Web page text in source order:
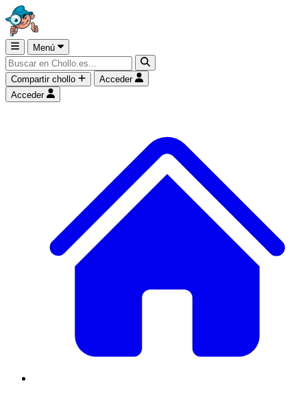
Menú
Compartir chollo
Acceder
Acceder